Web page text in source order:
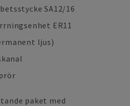
SA12/16
ER11
ljus)
paket med